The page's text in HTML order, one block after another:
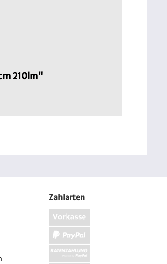
210lm"
Zahlarten